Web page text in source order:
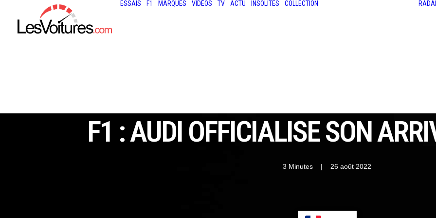
ESSAIS F1 MARQUES VIDÉOS TV ACTU INSOLITES COLLECTION
F1 : AUDI OFFICIALISE SON
3 Minutes | 26 août 2022